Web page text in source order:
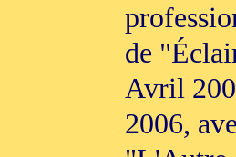
de
Avril
2006,